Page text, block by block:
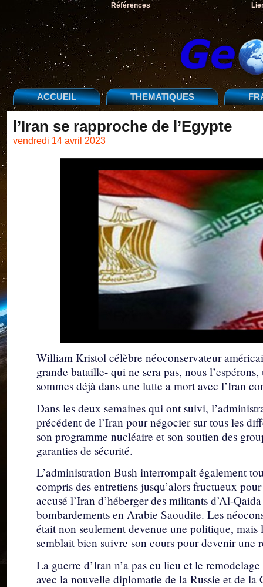
Références
ACCUEIL THEMATIQUES
l’Iran se rapproche de l’Egypte
vendredi 14 avril 2023
William Kristol célèbre néoconservateur
grande bataille- qui ne sera pas, nous
sommes déjà dans une lutte a mort avec l’Iran
Dans les deux semaines qui ont suivi,
précédent de l’Iran pour négocier sur tous les
son programme nucléaire et son soutien des
garanties de sécurité.
L’administration Bush interrompait également
compris des entretiens jusqu’alors fructueux
accusé l’Iran d’héberger des militants d’Al-
bombardements en Arabie Saoudite. Les
était non seulement devenue une politique,
semblait bien suivre son cours pour devenir une
La guerre d’Iran n’a pas eu lieu et le
avec la nouvelle diplomatie de la Russie et de la